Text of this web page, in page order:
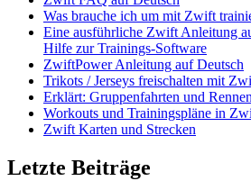
Was brauche ich um mit Zwift
Eine ausführliche Zwift Anleitung
Hilfe zur Trainings-Software
ZwiftPower Anleitung auf Deutsch
Trikots / Jerseys freischalten mit
Erklärt: Gruppenfahrten und
Workouts und Trainingspläne in
Zwift Karten und Strecken
Letzte Beiträge